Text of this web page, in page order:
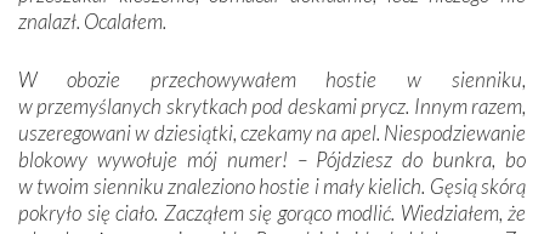
znalazł. Ocalałem.
W obozie przechowywałem hostie w sienniku,
w przemyślanych skrytkach pod deskami prycz. Innym razem,
uszeregowani w dziesiątki, czekamy na apel. Niespodziewanie
blokowy wywołuje mój numer! – Pójdziesz do bunkra, bo
w twoim sienniku znaleziono hostie i mały kielich. Gęsią skórą
pokryło się ciało. Zacząłem się gorąco modlić. Wiedziałem, że